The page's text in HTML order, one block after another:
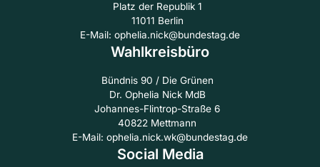
Platz der Republik 1
11011 Berlin
E-Mail: ophelia.nick@bundestag.de
Wahlkreisbüro
Bündnis 90 / Die Grünen
Dr. Ophelia Nick MdB
Johannes-Flintrop-Straße 6
40822 Mettmann
E-Mail: ophelia.nick.wk@bundestag.de
Social Media